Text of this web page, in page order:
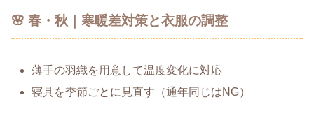
🌸 春・秋｜寒暖差対策と衣服の調整
薄手の羽織を用意して温度変化に対応
寝具を季節ごとに見直す（通年同じはNG）